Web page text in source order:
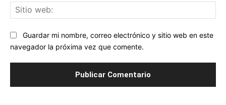
Guardar mi nombre, correo electrónico y sitio web en este
navegador la próxima vez que comente.